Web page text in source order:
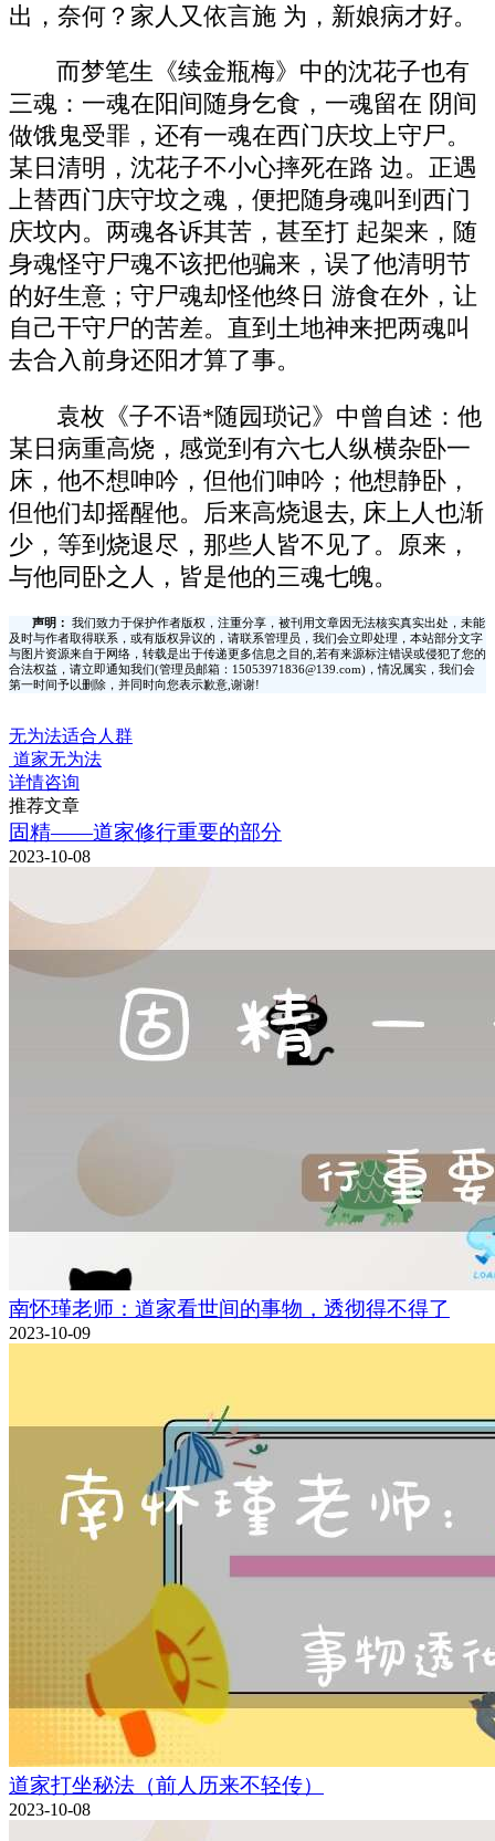
出，奈何？家人又依言施 为，新娘病才好。
而梦笔生《续金瓶梅》中的沈花子也有
三魂：一魂在阳间随身乞食，一魂留在 阴间
做饿鬼受罪，还有一魂在西门庆坟上守尸。
某日清明，沈花子不小心摔死在路 边。正遇
上替西门庆守坟之魂，便把随身魂叫到西门
庆坟内。两魂各诉其苦，甚至打 起架来，随
身魂怪守尸魂不该把他骗来，误了他清明节
的好生意；守尸魂却怪他终日 游食在外，让
自己干守尸的苦差。直到土地神来把两魂叫
去合入前身还阳才算了事。
袁枚《子不语*随园琐记》中曾自述：他
某日病重高烧，感觉到有六七人纵横杂卧一
床，他不想呻吟，但他们呻吟；他想静卧，
但他们却摇醒他。后来高烧退去, 床上人也渐
少，等到烧退尽，那些人皆不见了。原来，
与他同卧之人，皆是他的三魂七魄。
声明：
我们致力于保护作者版权，注重分享，被刊用文章因无法核实真实出处，未能
及时与作者取得联系，或有版权异议的，请联系管理员，我们会立即处理，本站部分文字
与图片资源来自于网络，转载是出于传递更多信息之目的,若有来源标注错误或侵犯了您的
合法权益，请立即通知我们(管理员邮箱：15053971836@139.com)，情况属实，我们会
第一时间予以删除，并同时向您表示歉意,谢谢!
无为法适合人群
道家无为法
详情咨询
推荐文章
固精——道家修行重要的部分
2023-10-08
南怀瑾老师：道家看世间的事物，透彻得不得了
2023-10-09
道家打坐秘法（前人历来不轻传）
2023-10-08